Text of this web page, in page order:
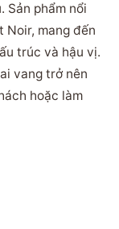
Sản phẩm nổi
Noir, mang đến
trúc và hậu vị.
vang trở nên
hoặc làm